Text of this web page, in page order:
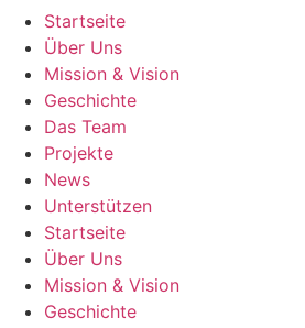
Startseite
Über Uns
Mission & Vision
Geschichte
Das Team
Projekte
News
Unterstützen
Startseite
Über Uns
Mission & Vision
Geschichte